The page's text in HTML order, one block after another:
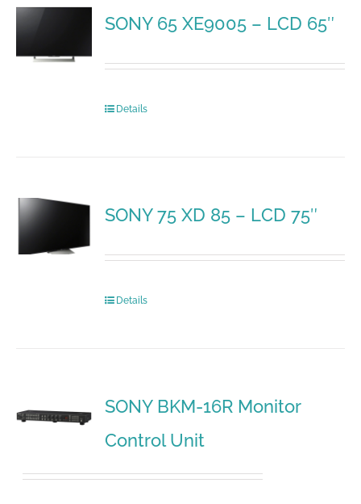
SONY 65 XE9005 – LCD 65″
Details
SONY 75 XD 85 – LCD 75″
Details
SONY BKM-16R Monitor
Control Unit